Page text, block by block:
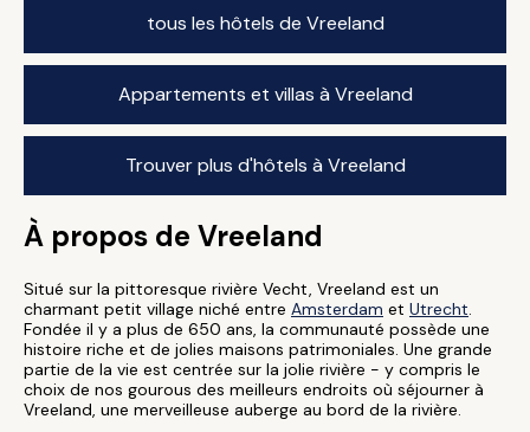
tous les hôtels de Vreeland
Appartements et villas à Vreeland
Trouver plus d'hôtels à Vreeland
À propos de Vreeland
Situé sur la pittoresque rivière Vecht, Vreeland est un
charmant petit village niché entre Amsterdam et Utrecht.
Fondée il y a plus de 650 ans, la communauté possède une
histoire riche et de jolies maisons patrimoniales. Une grande
partie de la vie est centrée sur la jolie rivière - y compris le
choix de nos gourous des meilleurs endroits où séjourner à
Vreeland, une merveilleuse auberge au bord de la rivière.